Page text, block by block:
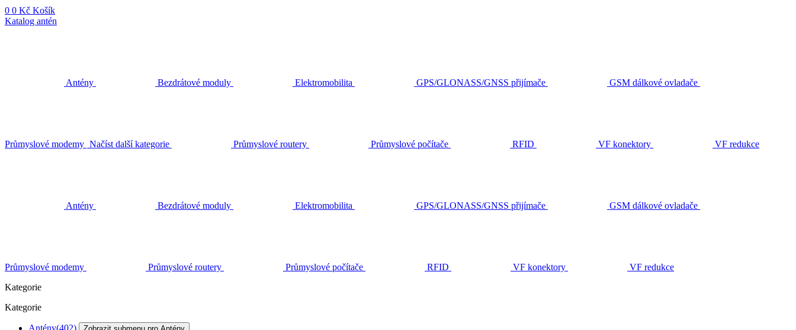
0 0 Kč Košík
Katalog antén
Antény Bezdrátové moduly Elektromobilita GPS/GLONASS/GNSS přijímače GSM dálkové ovladače
Průmyslové modemy Načíst další kategorie Průmyslové routery Průmyslové počítače RFID VF konektory VF redukce
Antény Bezdrátové moduly Elektromobilita GPS/GLONASS/GNSS přijímače GSM dálkové ovladače
Průmyslové modemy Průmyslové routery Průmyslové počítače RFID VF konektory
VF redukce
Kategorie
Kategorie
Antény(402)